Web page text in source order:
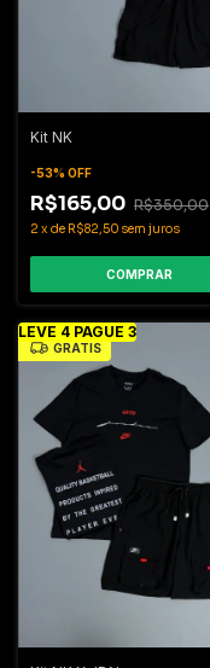
Kit NK
-53% OFF
R$165,00 R$350,00
2 xde R$82,50 sem juros
COMPRAR
LEVE 4 PAGUE 3
GRÁTIS